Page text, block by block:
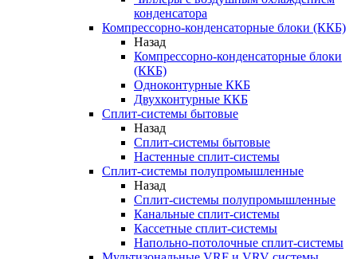
конденсатора
Компрессорно-конденсаторные блоки (ККБ)
Назад
Компрессорно-конденсаторные блоки
(ККБ)
Одноконтурные ККБ
Двухконтурные ККБ
Сплит-системы бытовые
Назад
Сплит-системы бытовые
Настенные сплит-системы
Сплит-системы полупромышленные
Назад
Сплит-системы полупромышленные
Канальные сплит-системы
Кассетные сплит-системы
Напольно-потолочные сплит-системы